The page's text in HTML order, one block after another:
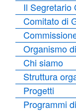
Il Segretario
Comitato di
Organismo
Chi siamo
Struttura
Progetti
Programmi